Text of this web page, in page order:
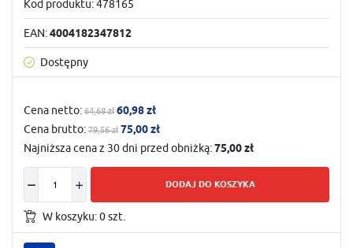
Kod produktu:478165
EAN:4004182347812
Dostępny
Cena netto: 64,68 zł 60,98 zł
Cena brutto: 79,56 zł 75,00 zł
Najniższa cena z 30 dni przed obniżką:75,00 zł
DODAJ DO KOSZYKA
W koszyku:0szt.